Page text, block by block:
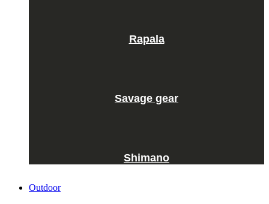
Rapala
Savage gear
Shimano
Outdoor